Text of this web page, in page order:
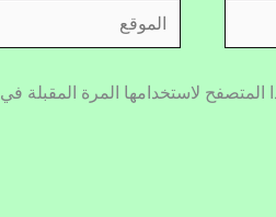
الموقع
لاستخدامها المرة المقبلة في